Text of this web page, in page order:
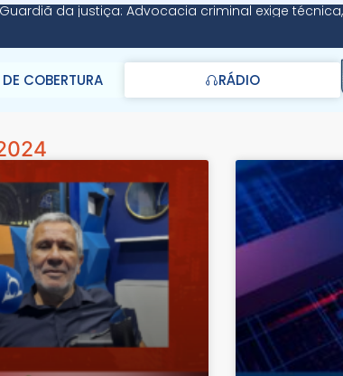
Guardiã da justiça: Advocacia criminal exige
COBERTURA RÁDIO